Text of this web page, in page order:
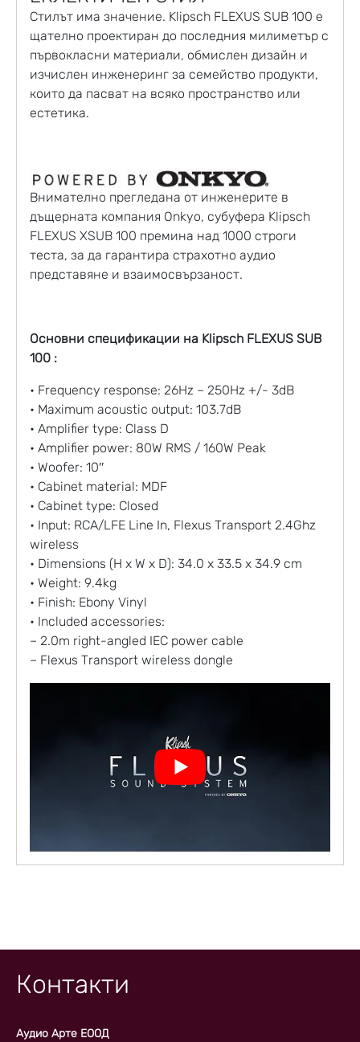
Стилът има значение. Klipsch FLEXUS SUB 100 е
щателно проектиран до последния милиметър с
първокласни материали, обмислен дизайн и
изчислен инженеринг за семейство продукти,
които да пасват на всяко пространство или
естетика.
Внимателно прегледана от инженеритe в
дъщерната компания Onkyo, субуфера Klipsch
FLEXUS XSUB 100 премина над 1000 строги
теста, за да гарантира страхотно аудио
представяне и взаимосвързаност.
Основни спецификации на Klipsch FLEXUS SUB
100 :
• Frequency response: 26Hz – 250Hz +/- 3dB
• Maximum acoustic output: 103.7dB
• Amplifier type: Class D
• Amplifier power: 80W RMS / 160W Peak
• Woofer: 10″
• Cabinet material: MDF
• Cabinet type: Closed
• Input: RCA/LFE Line In, Flexus Transport 2.4Ghz
wireless
• Dimensions (H x W x D): 34.0 x 33.5 x 34.9 cm
• Weight: 9.4kg
• Finish: Ebony Vinyl
• Included accessories:
– 2.0m right-angled IEC power cable
– Flexus Transport wireless dongle
Контакти
Аудио Арте ЕООД